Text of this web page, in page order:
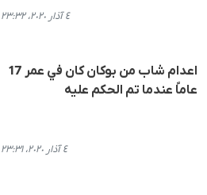
٤ آذار ٢٠٢٠، ٢٣:٣٢
اعدام شاب من بوكان كان في عمر 17
عاماً عندما تم الحكم عليه
٤ آذار ٢٠٢٠، ٢٣:٣١